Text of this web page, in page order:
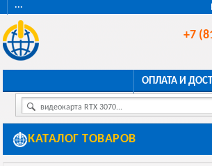
···
+7
ОПЛАТА И
видеокарта RTX 3070...
КАТАЛОГ ТОВАРОВ